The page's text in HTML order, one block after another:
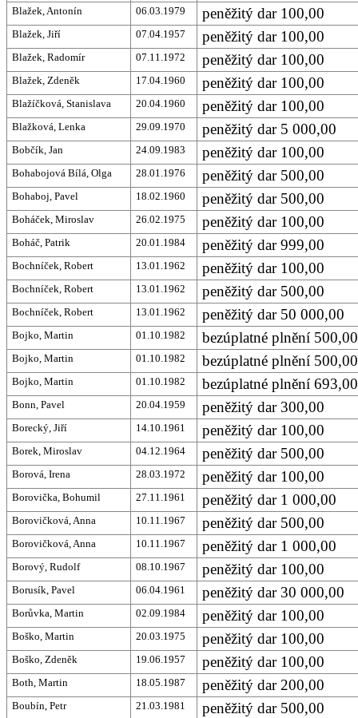
Blažek, Antonín 06.03.1979 peněžitý dar 100,00
Blažek, Jiří 07.04.1957 peněžitý dar 100,00
Blažek, Radomír 07.11.1972 peněžitý dar 100,00
Blažek, Zdeněk 17.04.1960 peněžitý dar 100,00
Blažíčková, Stanislava 20.04.1960 peněžitý dar 100,00
Blažková, Lenka 29.09.1970 peněžitý dar 5 000,00
Bobčík, Jan 24.09.1983 peněžitý dar 100,00
Bohabojová Bílá, Olga 28.01.1976 peněžitý dar 500,00
Bohaboj, Pavel 18.02.1960 peněžitý dar 500,00
Boháček, Miroslav 26.02.1975 peněžitý dar 100,00
Boháč, Patrik 20.01.1984 peněžitý dar 999,00
Bochníček, Robert 13.01.1962 peněžitý dar 100,00
Bochníček, Robert 13.01.1962 peněžitý dar 500,00
Bochníček, Robert 13.01.1962 peněžitý dar 50 000,00
Bojko, Martin 01.10.1982 bezúplatné plnění
Bojko, Martin 01.10.1982 bezúplatné plnění
Bojko, Martin 01.10.1982 bezúplatné plnění
Bonn, Pavel 20.04.1959 peněžitý dar 300,00
Borecký, Jiří 14.10.1961 peněžitý dar 100,00
Borek, Miroslav 04.12.1964 peněžitý dar 500,00
Borová, Irena 28.03.1972 peněžitý dar 100,00
Borovička, Bohumil 27.11.1961 peněžitý dar 1 000,00
Borovičková, Anna 10.11.1967 peněžitý dar 500,00
Borovičková, Anna 10.11.1967 peněžitý dar 1 000,00
Borový, Rudolf 08.10.1967 peněžitý dar 100,00
Borusík, Pavel 06.04.1961 peněžitý dar 30 000,00
Borůvka, Martin 02.09.1984 peněžitý dar 100,00
Boško, Martin 20.03.1975 peněžitý dar 100,00
Boško, Zdeněk 19.06.1957 peněžitý dar 100,00
Both, Martin 18.05.1987 peněžitý dar 200,00
Boubín, Petr 21.03.1981 peněžitý dar 500,00